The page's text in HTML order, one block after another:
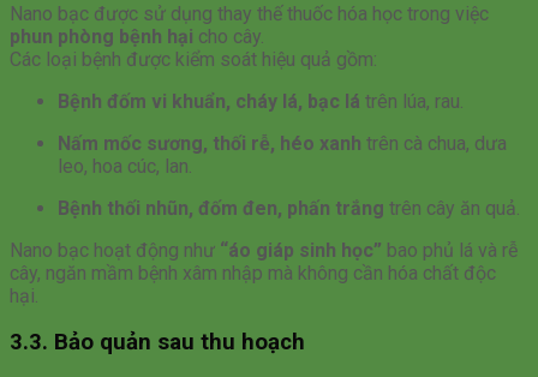
Nano bạc được sử dụng thay thế thuốc hóa học trong việc
phun phòng bệnh hại cho cây.
Các loại bệnh được kiểm soát hiệu quả gồm:
Bệnh đốm vi khuẩn, cháy lá, bạc lá trên lúa, rau.
Nấm mốc sương, thối rễ, héo xanh trên cà chua, dưa
leo, hoa cúc, lan.
Bệnh thối nhũn, đốm đen, phấn trắng trên cây ăn quả.
Nano bạc hoạt động như “áo giáp sinh học” bao phủ lá và rễ
cây, ngăn mầm bệnh xâm nhập mà không cần hóa chất độc
hại.
3.3. Bảo quản sau thu hoạch